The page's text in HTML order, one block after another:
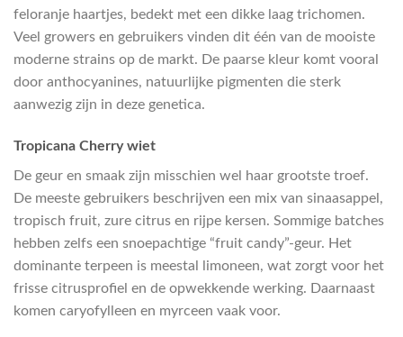
feloranje haartjes, bedekt met een dikke laag trichomen.
Veel growers en gebruikers vinden dit één van de mooiste
moderne strains op de markt. De paarse kleur komt vooral
door anthocyanines, natuurlijke pigmenten die sterk
aanwezig zijn in deze genetica.
Tropicana Cherry wiet
De geur en smaak zijn misschien wel haar grootste troef.
De meeste gebruikers beschrijven een mix van sinaasappel,
tropisch fruit, zure citrus en rijpe kersen. Sommige batches
hebben zelfs een snoepachtige “fruit candy”-geur. Het
dominante terpeen is meestal limoneen, wat zorgt voor het
frisse citrusprofiel en de opwekkende werking. Daarnaast
komen caryofylleen en myrceen vaak voor.